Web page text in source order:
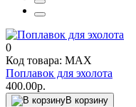
0
Код товара: MAX
Поплавок для эхолота
400.00р.
В корзину